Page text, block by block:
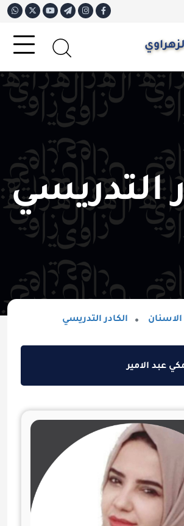
التدريسي
الكادر التدريسي
عبد الامير